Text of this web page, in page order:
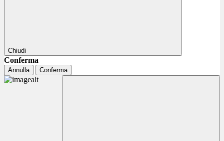
Chiudi
Conferma
Annulla Conferma